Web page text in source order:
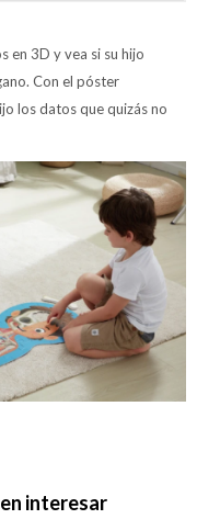
en 3D y vea si su hijo
Con el póster
los datos que quizás no
interesar